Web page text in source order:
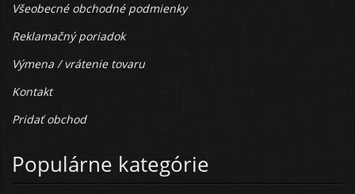
Všeobecné obchodné podmienky
Reklamačný poriadok
Výmena / vrátenie tovaru
Kontakt
Pridať obchod
Populárne kategórie